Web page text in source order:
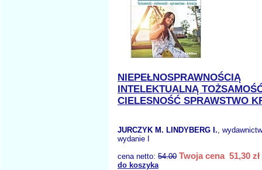
NIEPEŁNOSPRAWNOŚCIĄ
INTELEKTUALNĄ
CIELESNOŚĆ SPRAWSTWO
JURCZYK M. LINDYBERG I.,
wydanie I
cena netto: 54.00 Twoja cena 51,30 zł
do koszyka